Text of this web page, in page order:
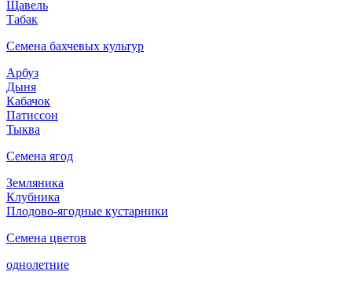
Щавель
Табак
Семена бахчевых культур
Арбуз
Дыня
Кабачок
Патиссон
Тыква
Семена ягод
Земляника
Клубника
Плодово-ягодные кустарники
Семена цветов
однолетние